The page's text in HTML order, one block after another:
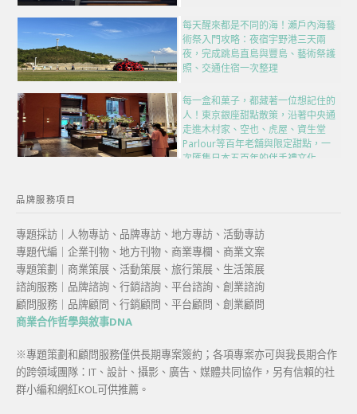
每天醒來都是不同的海！瀨戶內海藝
術祭入門攻略：夜宿宇野港三天兩
夜，完成跳島直島與豐島、藝術祭護
照、交通住宿一次整理
每一盒和菓子，都藏著一位想記住的
人！東京銀座甜點散策，沿著中央通
走進木村家、空也、虎屋、資生堂
Parlour等百年老舖與限定甜點，一
次匯集日本五百年的伴手禮文化
品牌服務項目
專題採訪｜人物專訪、品牌專訪、地方專訪、活動專訪
專題代編｜企業刊物、地方刊物、商業專欄、商業文案
專題策劃｜商業策展、活動策展、旅行策展、生活策展
諮詢服務｜品牌諮詢、行銷諮詢、平台諮詢、創業諮詢
顧問服務｜品牌顧問、行銷顧問、平台顧問、創業顧問
商業合作哲學與敘事DNA
※專題策劃和顧問服務僅供長期專案簽約；各項專案亦可與我長期合作
的跨領域團隊：IT、設計、攝影、廣告、媒體共同協作，另有信賴的社
群小編和網紅KOL可供推薦。